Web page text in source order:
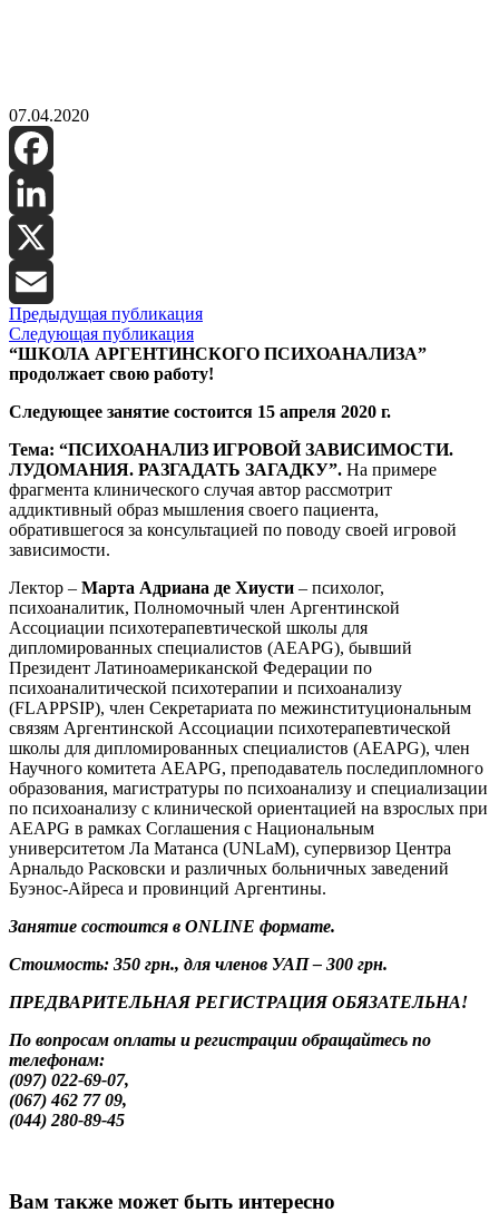
07.04.2020
Facebook
LinkedIn
X
Email
Предыдущая публикация
Следующая публикация
“ШКОЛА АРГЕНТИНСКОГО ПСИХОАНАЛИЗА”
продолжает свою работу!
Следующее занятие состоится 15 апреля 2020 г.
Тема: “ПСИХОАНАЛИЗ ИГРОВОЙ ЗАВИСИМОСТИ.
ЛУДОМАНИЯ. РАЗГАДАТЬ ЗАГАДКУ”. На примере
фрагмента клинического случая автор рассмотрит
аддиктивный образ мышления своего пациента,
обратившегося за консультацией по поводу своей игровой
зависимости.
Лектор – Марта Адриана де Хиусти – психолог,
психоаналитик, Полномочный член Аргентинской
Ассоциации психотерапевтической школы для
дипломированных специалистов (AEAPG), бывший
Президент Латиноамериканской Федерации по
психоаналитической психотерапии и психоанализу
(FLAPPSIP), член Секретариата по межинституциональным
связям Аргентинской Ассоциации психотерапевтической
школы для дипломированных специалистов (AEAPG), член
Научного комитета AEAPG, преподаватель последипломного
образования, магистратуры по психоанализу и специализации
по психоанализу с клинической ориентацией на взрослых при
AEAPG в рамках Соглашения с Национальным
университетом Ла Матанса (UNLaM), супервизор Центра
Арнальдо Расковски и различных больничных заведений
Буэнос-Айреса и провинций Аргентины.
Занятие состоится в ONLINE формате.
Стоимость: 350 грн., для членов УАП – 300 грн.
ПРЕДВАРИТЕЛЬНАЯ РЕГИСТРАЦИЯ ОБЯЗАТЕЛЬНА!
По вопросам оплаты и регистрации обращайтесь по
телефонам:
(097) 022-69-07,
(067) 462 77 09,
(044) 280-89-45
Вам также может быть интересно